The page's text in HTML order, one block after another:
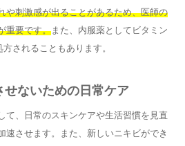
や刺激感が出ることがあるため、医師の
重要です。 また、内服薬としてビタミン
されることもあります。
せないための日常ケア
て、日常のスキンケアや生活習慣を見直
速させます。また、新しいニキビができ